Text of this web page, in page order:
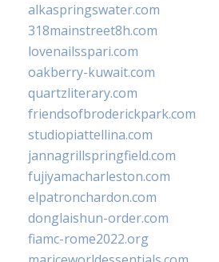
alkaspringswater.com
318mainstreet8h.com
lovenailsspari.com
oakberry-kuwait.com
quartzliterary.com
friendsofbroderickpark.com
studiopiattellina.com
jannagrillspringfield.com
fujiyamacharleston.com
elpatronchardon.com
donglaishun-order.com
fiamc-rome2022.org